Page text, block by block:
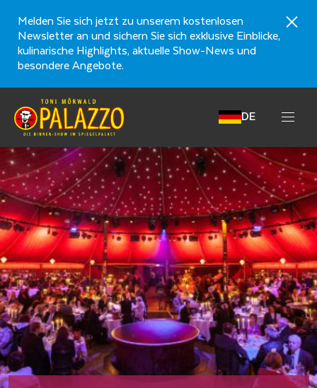
Melden Sie sich jetzt zu unserem kostenlosen
Newsletter an und sichern Sie sich exklusive Einblicke,
kulinarische Highlights, aktuelle Show-News und
besondere Angebote.
DE